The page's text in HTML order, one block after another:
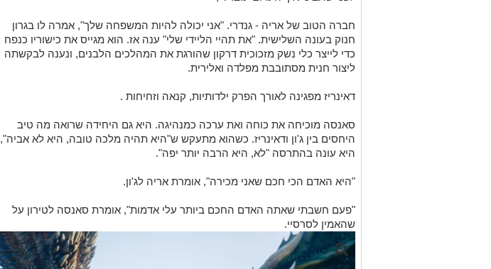
חברה הטוב של אריה - גנדרי. "אני יכולה להיות המשפחה שלך", אמרה לו בגרון
חנוק בעונה השלישית. "את תהיי הליידי שלי" ענה אז. הוא מגייס את כישוריו כנפח
כדי לייצר כלי נשק מזכוכית דרקון שהורגת את המהלכים הלבנים, ונענה לבקשתה
ליצור חנית מסתובבת מפלדה ואלירית.
דאינריז מפגינה לאורך הפרק ילדותיות, קנאה וזחיחות .
סאנסה מוכיחה את כוחה ואת ערכה כמנהיגה. היא גם היחידה שרואה מה טיב
היחסים בין ג'ון ודאינריז. כשהוא מתעקש ש"היא תהיה מלכה טובה, היא לא אביה",
היא עונה בהתרסה "לא, היא הרבה יותר יפה".
"היא האדם הכי חכם שאני מכירה", אומרת אריה לג'ון.
"פעם חשבתי שאתה האדם החכם ביותר עלי אדמות", אומרת סאנסה לטירון על
שהאמין לסרסיי.